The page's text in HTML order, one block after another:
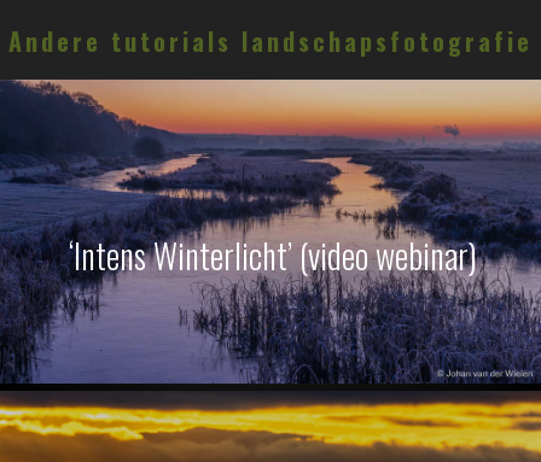
Andere tutorials landschapsfotografie
‘Intens Winterlicht’ (video webinar)